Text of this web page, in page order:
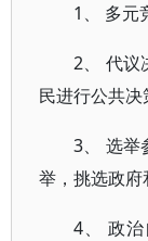
1、 多元
2、 代议
民进行公共决
3、 选举
举，挑选政府
4、 政